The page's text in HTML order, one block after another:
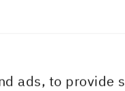
ads, to provide
sker automatiskt
behöver inte